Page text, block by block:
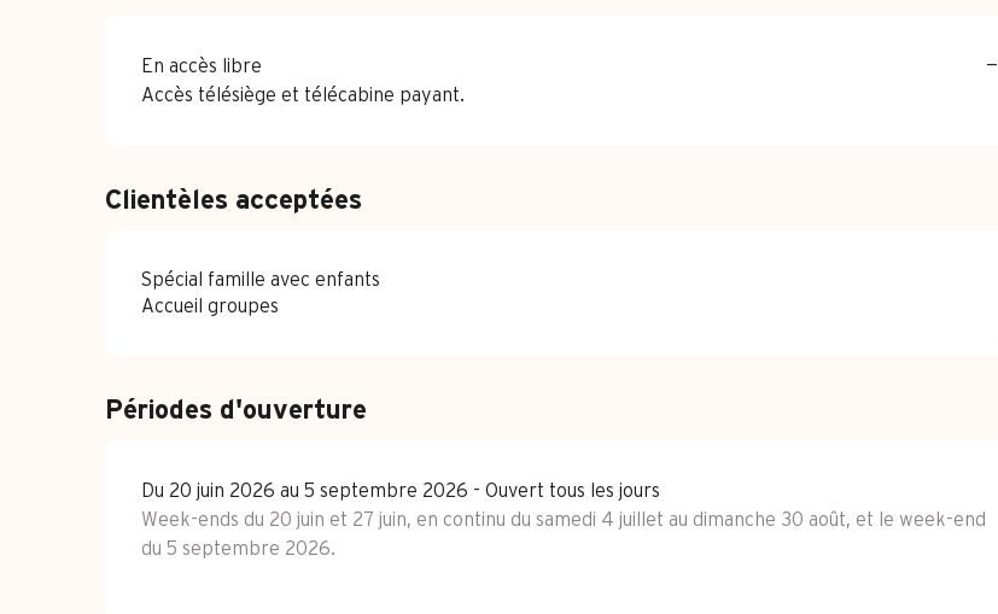
En accès libre
—
Accès télésiège et télécabine payant.
Clientèles acceptées
Spécial famille avec enfants
Accueil groupes
Périodes d'ouverture
Du 20 juin 2026 au 5 septembre 2026 - Ouvert tous les jours
Week-ends du 20 juin et 27 juin, en continu du samedi 4 juillet au dimanche 30 août, et le week-end
du 5 septembre 2026.